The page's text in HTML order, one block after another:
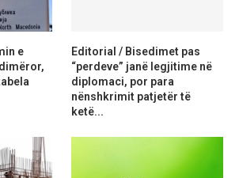
e
Editorial / Bisedimet pas
“perdeve” janë legjitime në
diplomaci, por para
nënshkrimit patjetër të
ketë...